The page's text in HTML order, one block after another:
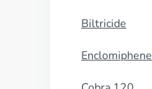
Biltricide
Enclomiphene